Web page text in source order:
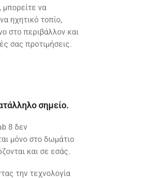
μπορείτε να
ηχητικό τοπίο,
στο περιβάλλον και
σας προτιμήσεις.
σημείο.
8 δεν
μόνο στο δωμάτιο
και σε εσάς.
την τεχνολογία